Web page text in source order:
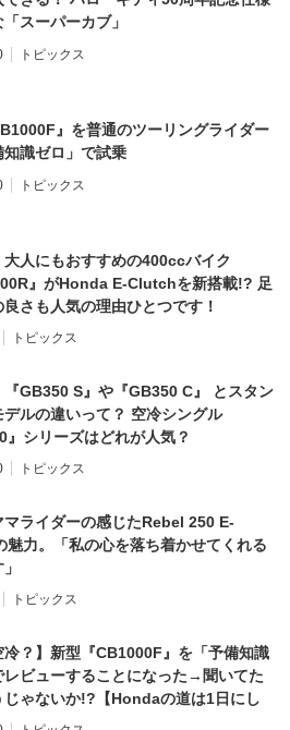
スーパーカブ」
トピックス
』を普通のツーリングライダー
知識ゼロ」で試乗
トピックス
大人にもおすすめの400ccバイク
』がHonda E-Clutchを新搭載!? 足
さも人気の理由ひとつです！
トピックス
『GB350 S』や『GB350 C』 とスタン
デルの違いって？ 空冷シングル
』シリーズはどれが人気？
トピックス
マライダーの感じたRebel 250 E-
力。「私の心を落ち着かせてくれる
トピックス
冷？】新型『CB1000F』を「予備知識
レビューすることになった→聞いてた
じゃないか!?【Hondaの道は1日にし
／CB1000F ①第一印象 編】